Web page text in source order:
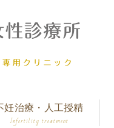
妊治療・人工授精
Infertility treatment